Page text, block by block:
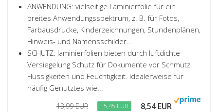
ANWENDUNG: vielseitige Laminierfolie für ein
breites Anwendungsspektrum, z. B. für Fotos,
Farbausdrucke, Kinderzeichnungen, Stundenplänen,
Hinweis- und Namensschilder...
SCHUTZ: laminierfolien bieten durch luftdichte
Versiegelung Schutz für Dokumente vor Schmutz,
Flüssigkeiten und Feuchtigkeit. Idealerweise für
häufig Genutztes wie...
13,99 EUR −5,45 EUR 8,54 EUR